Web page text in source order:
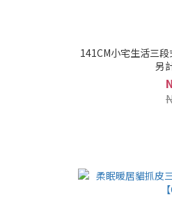
141CM小宅生活三
另